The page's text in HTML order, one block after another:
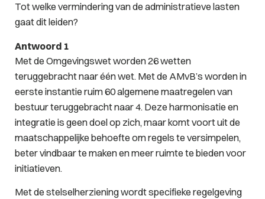
Tot welke vermindering van de administratieve lasten
gaat dit leiden?
Antwoord 1
Met de Omgevingswet worden 26 wetten
teruggebracht naar één wet. Met de AMvB’s worden in
eerste instantie ruim 60 algemene maatregelen van
bestuur teruggebracht naar 4. Deze harmonisatie en
integratie is geen doel op zich, maar komt voort uit de
maatschappelijke behoefte om regels te versimpelen,
beter vindbaar te maken en meer ruimte te bieden voor
initiatieven.
Met de stelselherziening wordt specifieke regelgeving